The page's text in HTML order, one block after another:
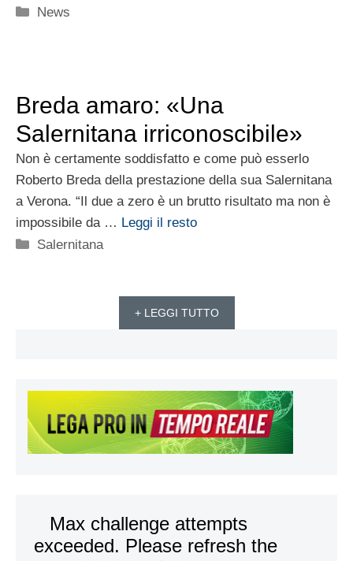
Categorie
News
Breda amaro: «Una
Salernitana irriconoscibile»
Non è certamente soddisfatto e come può esserlo
Roberto Breda della prestazione della sua Salernitana
a Verona. “Il due a zero è un brutto risultato ma non è
impossibile da … Leggi il resto
Categorie
Salernitana
+ LEGGI TUTTO